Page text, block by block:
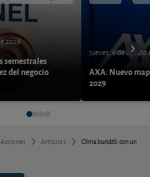
2026
semestrales
del negocio
jueves, 6 de agosto
AXA: Nuevo
2029
Acciones Artículos
Clima bursátil: con un